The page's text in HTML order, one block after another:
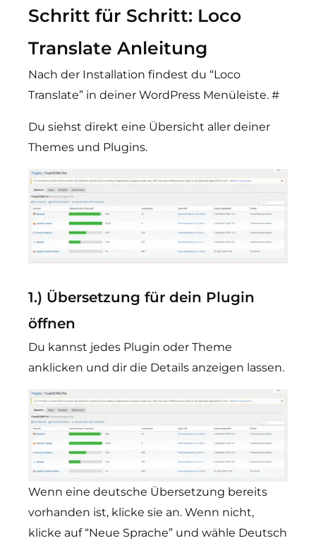
Schritt für Schritt: Loco
Translate Anleitung
Nach der Installation findest du “Loco
Translate” in deiner WordPress Menüleiste. #
Du siehst direkt eine Übersicht aller deiner
Themes und Plugins.
1.) Übersetzung für dein Plugin
öffnen
Du kannst jedes Plugin oder Theme
anklicken und dir die Details anzeigen lassen.
Wenn eine deutsche Übersetzung bereits
vorhanden ist, klicke sie an. Wenn nicht,
klicke auf “Neue Sprache” und wähle Deutsch